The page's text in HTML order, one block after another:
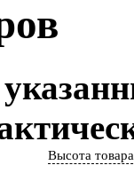
Высота